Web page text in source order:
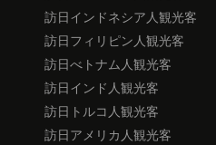
訪日インドネシア人観光客
訪日フィリピン人観光客
訪日べトナム人観光客
訪日インド人観光客
訪日トルコ人観光客
訪日アメリカ人観光客